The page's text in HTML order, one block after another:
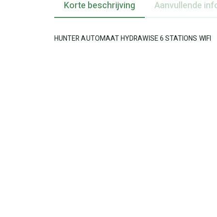
Korte beschrijving Aanvullende
HUNTER AUTOMAAT HYDRAWISE 6 STATIONS WIFI